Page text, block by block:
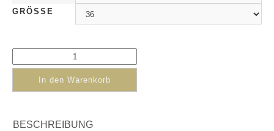
GRÖSSE
In den Warenkorb
BESCHREIBUNG